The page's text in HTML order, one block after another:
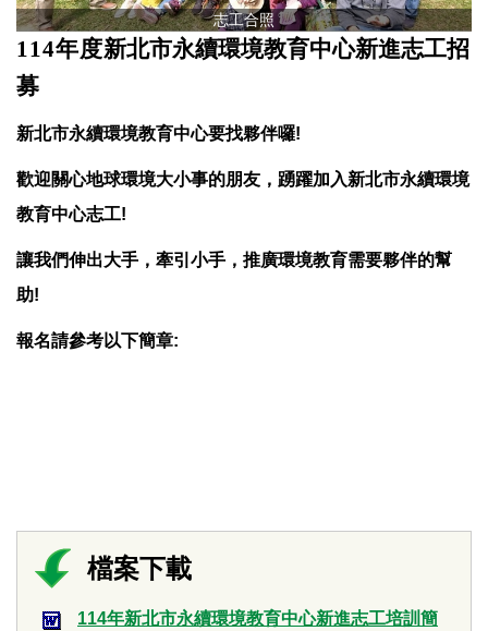
志工合照
114年度新北市永續環境教育中心新進志工招
募
新北市永續環境教育中心要找夥伴囉!
歡迎關心地球環境大小事的朋友，踴躍加入新北市永續環境
教育中心志工!
讓我們伸出大手，牽引小手，推廣環境教育需要夥伴的幫
助!
報名請參考以下簡章:
114年新北市永續環境教育中心新進志工培訓簡